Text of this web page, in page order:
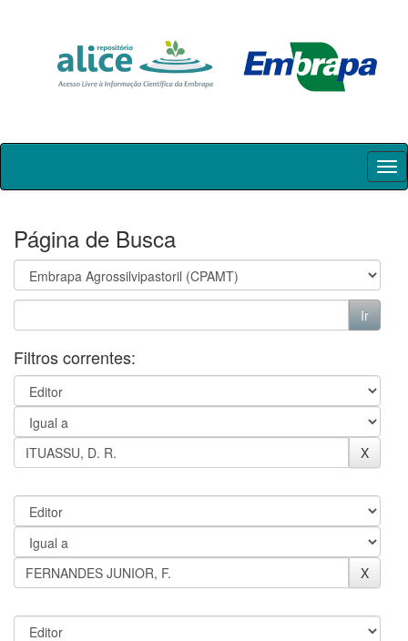
Skip
Página de Busca
Filtros correntes: